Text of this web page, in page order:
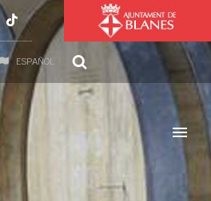
ESPAÑOL